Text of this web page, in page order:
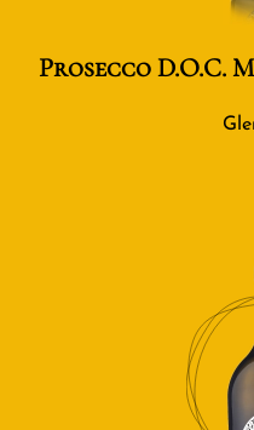
Prosecco D.O.C.